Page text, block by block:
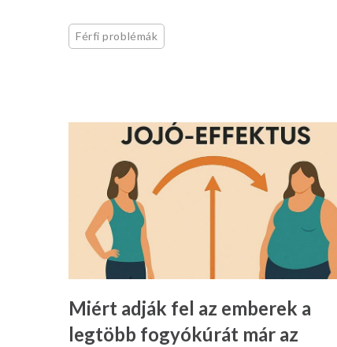
Férfi problémák
Miért adják fel az emberek a
legtöbb fogyókúrát már az